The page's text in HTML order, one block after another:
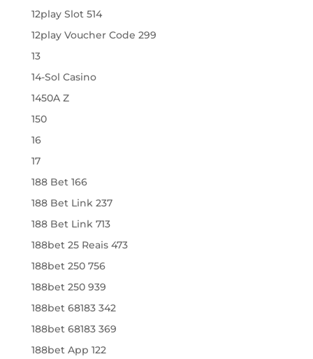
12play Slot 514
12play Voucher Code 299
13
14-Sol Casino
1450A Z
150
16
17
188 Bet 166
188 Bet Link 237
188 Bet Link 713
188bet 25 Reais 473
188bet 250 756
188bet 250 939
188bet 68183 342
188bet 68183 369
188bet App 122